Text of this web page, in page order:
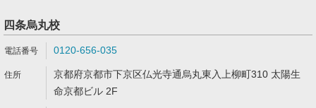
四条烏丸校
0120-656-035
京都府京都市下京区仏光寺通烏丸東入上柳町310 太陽生
命京都ビル 2F